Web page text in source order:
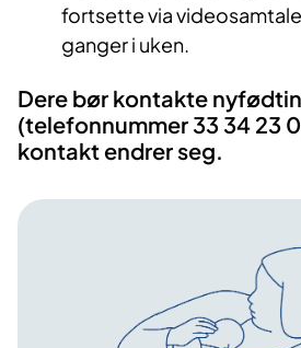
fortsette via videosamtale
ganger i uken.
Dere bør kontakte
(telefonnummer 33 34 23
kontakt endrer seg.